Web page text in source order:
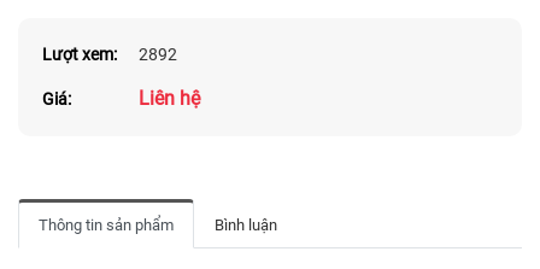
Lượt xem: 2892
Giá: Liên hệ
Thông tin sản phẩm Bình luận